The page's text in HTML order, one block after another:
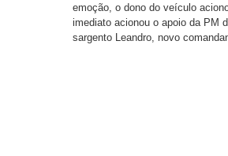
emoção, o dono do veículo
imediato acionou o apoio da PM
sargento Leandro, novo